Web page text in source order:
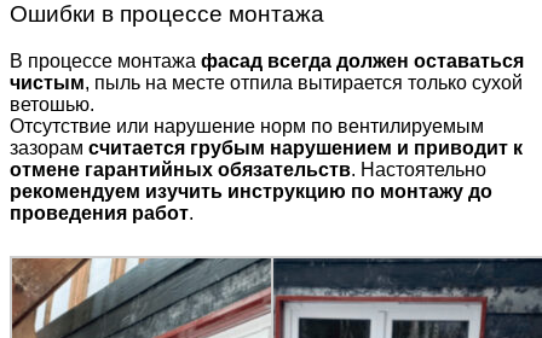
Ошибки в процессе монтажа
В процессе монтажа фасад всегда должен оставаться
чистым, пыль на месте отпила вытирается только сухой
ветошью.
Отсутствие или нарушение норм по вентилируемым
зазорам считается грубым нарушением и приводит к
отмене гарантийных обязательств. Настоятельно
рекомендуем изучить инструкцию по монтажу до
проведения работ.